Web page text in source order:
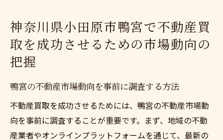
神奈川県小田原市鴨宮で不動産買
取を成功させるための市場動向の
把握
鴨宮の不動産市場動向を事前に調査する方法
不動産買取を成功させるためには、鴨宮の不動産市場動
向を事前に調査することが重要です。まず、地域の不動
産業者やオンラインプラットフォームを通じて、最新の